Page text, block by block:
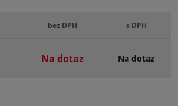
bez DPH s DPH
Na dotaz Na dotaz